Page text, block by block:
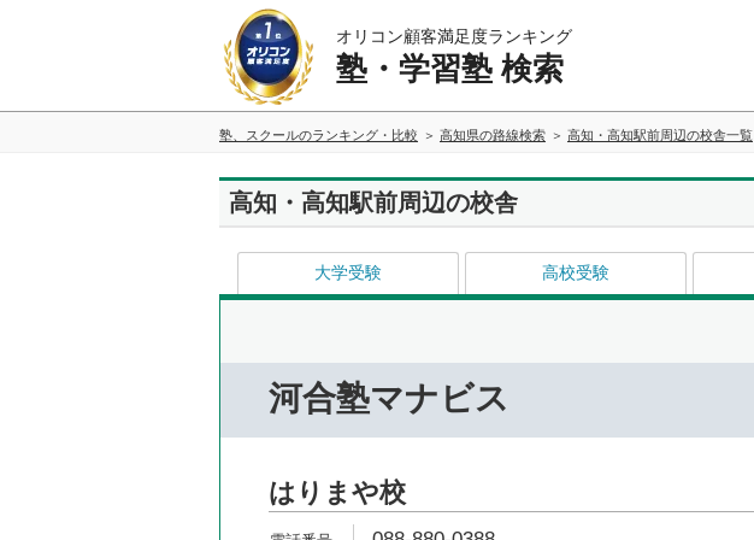
オリコン顧客満足度ランキング
塾・学習塾 検索
塾、スクールのランキング・比較 高知県の路線検索 高知・高知駅前周辺の校舎一覧
高知・高知駅前周辺の校舎
大学受験 高校受験
河合塾マナビス
はりまや校